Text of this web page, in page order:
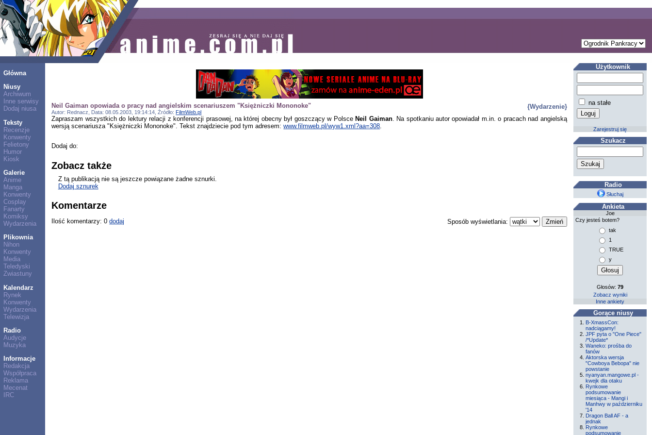
Główna
Niusy
Archiwum
Inne serwisy
Dodaj niusa
Teksty
Recenzje
Konwenty
Felietony
Humor
Kiosk
Galerie
Anime
Manga
Konwenty
Cosplay
Fanarty
Komiksy
Wydarzenia
Plikownia
Nihon
Konwenty
Media
Teledyski
Zwiastuny
Kalendarz
Rynek
Konwenty
Wydarzenia
Telewizja
Radio
Audycje
Muzyka
Informacje
Redakcja
Współpraca
Reklama
Mecenat
IRC
{Wydarzenie}
Neil Gaiman opowiada o pracy nad angielskim scenariuszem "Księżniczki Mononoke"
Autor: Rednacz, Data: 08.05.2003, 19:14:14, Źródło:FilmWeb.pl
Zapraszam wszystkich do lektury relacji z konferencji prasowej, na której obecny był goszczący w PolsceNeil Gaiman. Na spotkaniu autor opowiadał m.in. o pracach nad angielską
wersją scenariusza "Księżniczki Mononoke". Tekst znajdziecie pod tym adresem:www.filmweb.pl/wyw1.xml?aa=308
Dodaj do:
Zobacz także
Z tą publikacją nie są jeszcze powiązane żadne sznurki.
Dodaj sznurek
Komentarze
Sposób wyświetlania:
Ilość komentarzy: 0dodaj
Użytkownik
na stałe
Zarejestruj się
Szukacz
Radio
Słuchaj
Ankieta
Joe
Czy jesteś botem?
tak
1
TRUE
y
Głosów:79
Zobacz wyniki
Inne ankiety
Gorące niusy
B-XmassCon:
nadciągamy!
JPF pyta o "One Piece"
/*Update*
Waneko: prośba do
fanów
Aktorska wersja
"Cowboya Bebopa" nie
powstanie
nyanyan.mangowe.pl -
kwejk dla otaku
Rynkowe
podsumowanie
miesiąca - Mangi i
Manhwy w październiku
'14
Dragon Ball AF - a
jednak
Rynkowe
podsumowanie